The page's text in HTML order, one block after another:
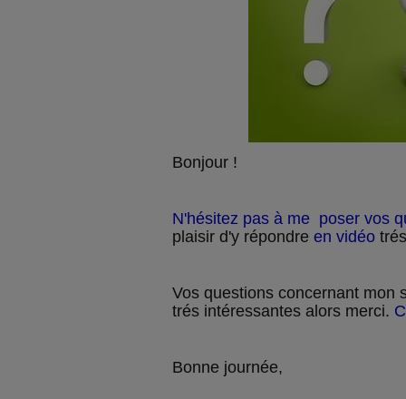
Bonjour !
N'hésitez pas à me poser vos
plaisir d'y répondre en vidéo
Vos questions concernant mon
trés intéressantes alors merci.
Bonne journée,